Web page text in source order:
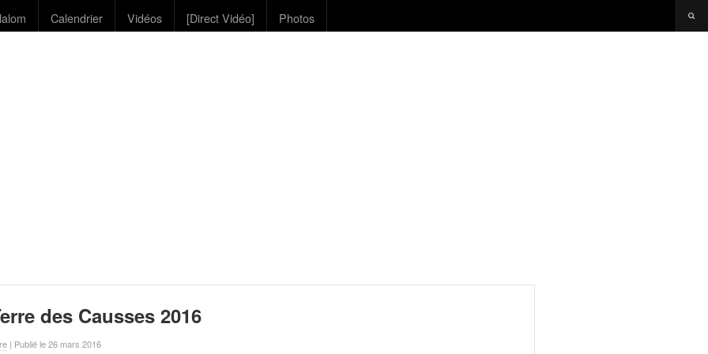
Calendrier Vidéos [Direct Vidéo] Photos
des Causses 2016
| Publié le 26 mars 2016